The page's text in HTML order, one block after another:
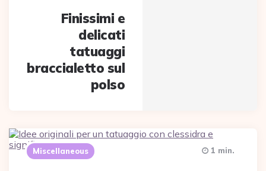
Finissimi e
delicati
tatuaggi
braccialetto sul
polso
Miscellaneous 1 min.